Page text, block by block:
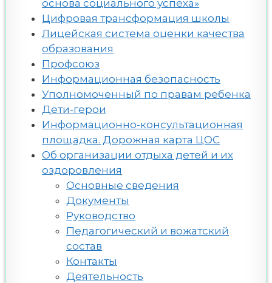
основа социального успеха»
Цифровая трансформация школы
Лицейская система оценки качества
образования
Профсоюз
Информационная безопасность
Уполномоченный по правам ребенка
Дети-герои
Информационно-консультационная
площадка. Дорожная карта ЦОС
Об организации отдыха детей и их
оздоровления
Основные сведения
Документы
Руководство
Педагогический и вожатский
состав
Контакты
Деятельность